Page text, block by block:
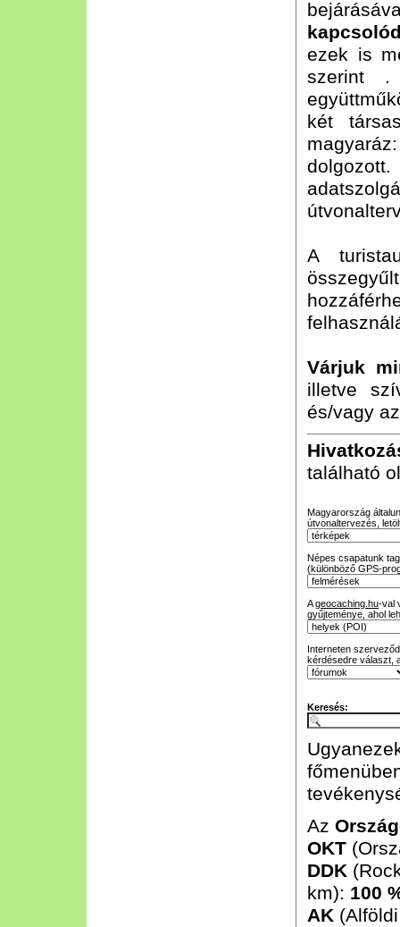
ezek is
szerint .
két
A
Várjuk
illetve
és/vagy
található
Magyarország
útvonaltervezés,
Népes csapatunk
(különböző GPS-
Ageocaching.hu-val
gyűjteménye, ahol
Interneten
kérdésedre választ,
Keresés:
Az
OKT
DDK
km): 100
AK